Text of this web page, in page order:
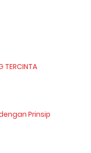
TERCINTA
Prinsip